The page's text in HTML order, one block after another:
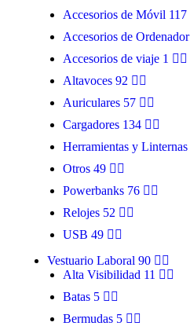
Accesorios de Móvil 117
Accesorios de Ordenador
Accesorios de viaje 1
Altavoces 92
Auriculares 57
Cargadores 134
Herramientas y Linternas
Otros 49
Powerbanks 76
Relojes 52
USB 49
Vestuario Laboral 90
Alta Visibilidad 11
Batas 5
Bermudas 5